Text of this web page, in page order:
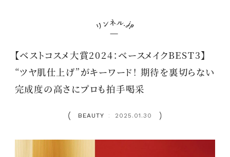
【ベストコスメ大賞2024：ベースメイクBEST3】
“ツヤ肌仕上げ”がキーワード！ 期待を裏切らない
完成度の高さにプロも拍手喝采
BEAUTY ： 2025.01.30